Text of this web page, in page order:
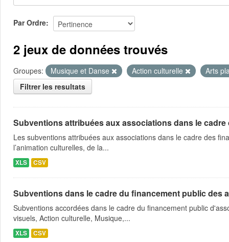
Demandes 0
À propos
Par Ordre
2 jeux de données trouvés
Groupes: Musique et Danse Action culturelle
Arts
Filtrer les resultats
Subventions attribuées aux associations dans le
Les subventions attribuées aux associations dans le cadre des
l’animation culturelles, de la...
XLS CSV
Subventions dans le cadre du financement public des
Subventions accordées dans le cadre du financement public
visuels, Action culturelle, Musique,...
XLS CSV